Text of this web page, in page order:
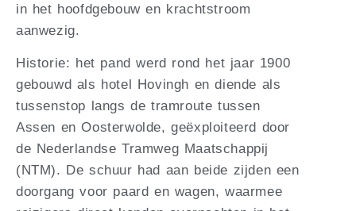
in het hoofdgebouw en krachtstroom
aanwezig.
Historie: het pand werd rond het jaar 1900
gebouwd als hotel Hovingh en diende als
tussenstop langs de tramroute tussen
Assen en Oosterwolde, geëxploiteerd door
de Nederlandse Tramweg Maatschappij
(NTM). De schuur had aan beide zijden een
doorgang voor paard en wagen, waarmee